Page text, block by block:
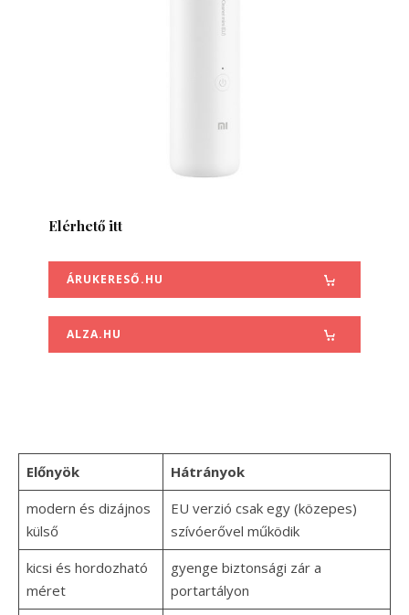
Elérhető itt
ÁRUKERESŐ.HU
ALZA.HU
Előnyök
Hátrányok
modern és dizájnos
külső
EU verzió csak egy (közepes)
szívóerővel működik
kicsi és hordozható
méret
gyenge biztonsági zár a
portartályon